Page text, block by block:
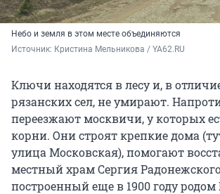
Небо и земля в этом месте объединяются
Источник: Кристина Мельникова / YA62.RU
Ключи находятся в лесу и, в
рязанских сел, не умирают.
переезжают москвичи, у которых
корни. Они строят крепкие дома
улица Московская), помогают
местный храм Сергия
построенный еще в 1900 году